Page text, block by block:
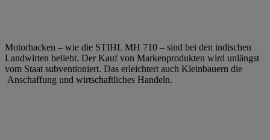
Motorhacken – wie die STIHL MH 710 – sind bei den indischen
Landwirten beliebt. Der Kauf von Markenprodukten wird unlängst
vom Staat subventioniert. Das erleichtert auch Kleinbauern die
Anschaffung und wirtschaftliches Handeln.